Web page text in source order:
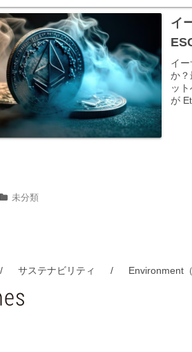
イ
イ
か？
ッ
が
未分類
サステナビリティ Environment（